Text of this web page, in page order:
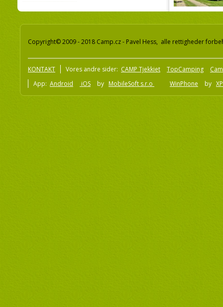
Copyright© 2009 - 2018 Camp.cz - Pavel Hess, alle rettigheder
KONTAKT Vores andre sider: CAMP Tjekkiet TopCamping
App: Android iOS by MobileSoft s.r.o WinPhone by